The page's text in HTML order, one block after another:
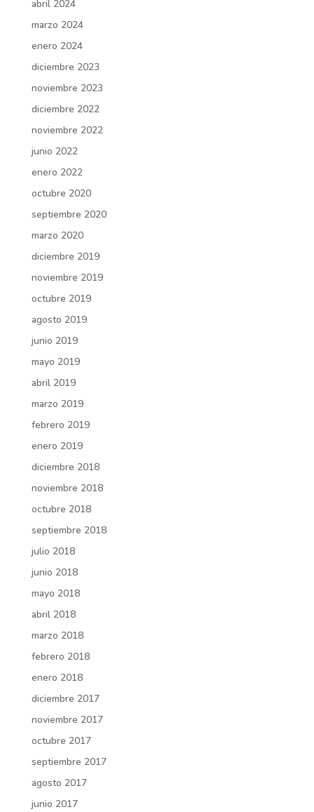
abril 2024
marzo 2024
enero 2024
diciembre 2023
noviembre 2023
diciembre 2022
noviembre 2022
junio 2022
enero 2022
octubre 2020
septiembre 2020
marzo 2020
diciembre 2019
noviembre 2019
octubre 2019
agosto 2019
junio 2019
mayo 2019
abril 2019
marzo 2019
febrero 2019
enero 2019
diciembre 2018
noviembre 2018
octubre 2018
septiembre 2018
julio 2018
junio 2018
mayo 2018
abril 2018
marzo 2018
febrero 2018
enero 2018
diciembre 2017
noviembre 2017
octubre 2017
septiembre 2017
agosto 2017
junio 2017